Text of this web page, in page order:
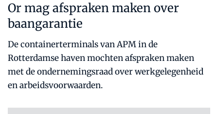
Or mag afspraken maken over
baangarantie
De containerterminals van APM in de
Rotterdamse haven mochten afspraken maken
met de ondernemingsraad over werkgelegenheid
en arbeidsvoorwaarden.